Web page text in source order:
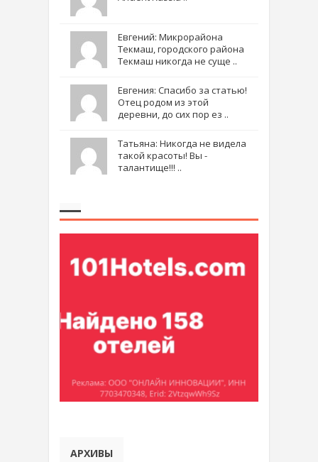
Евгений: Микрорайона
Текмаш, городского района
Текмаш никогда не суще ..
Евгения: Спасибо за статью!
Отец родом из этой
деревни, до сих пор ез ..
Татьяна: Никогда не видела
такой красоты! Вы -
талантище!!! ..
АРХИВЫ